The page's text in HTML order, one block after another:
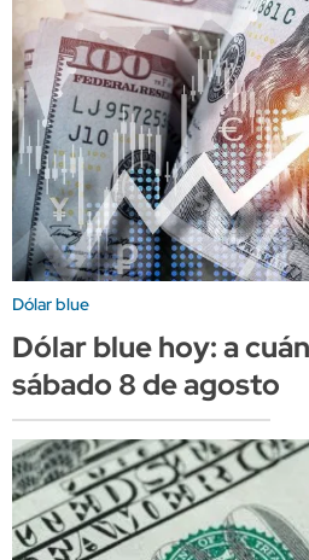
Dólar blue
Dólar blue hoy: a
sábado 8 de agosto